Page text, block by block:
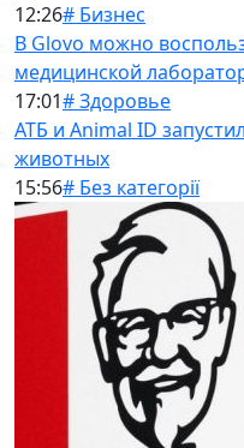
12:26# Бизнес
В Glovo можно
медицинской
17:01# Здоровье
АТБ и Animal ID
животных
15:56# Без категорії